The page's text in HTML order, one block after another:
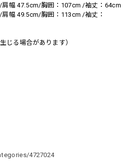
幅 47.5cm/胸囲：107cm /袖丈：64cm
幅 49.5cm/胸囲：113cm /袖丈：
じる場合があります）
4727024